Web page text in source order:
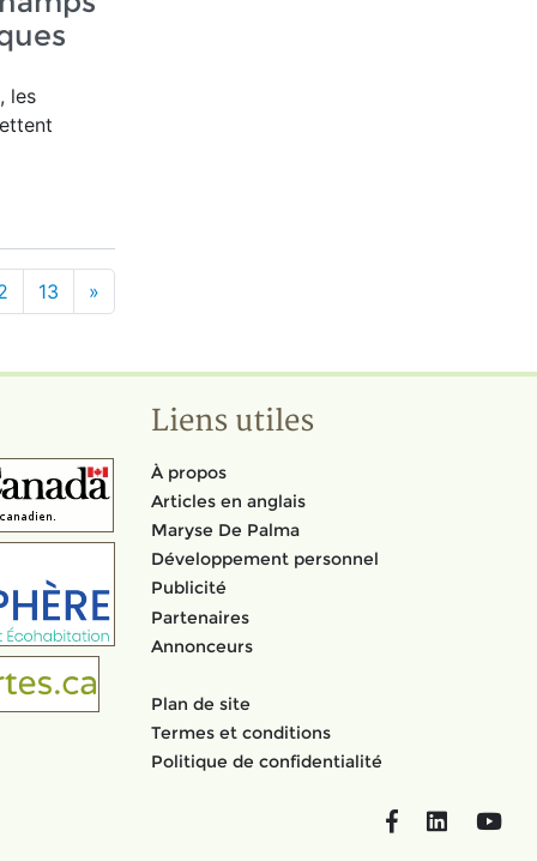
les
13 »
Liens utiles
À propos
Articles en anglais
Maryse De Palma
Développement personnel
Publicité
Partenaires
Annonceurs
Plan de site
Termes et conditions
Politique de confidentialité
FacebookLinkedIn